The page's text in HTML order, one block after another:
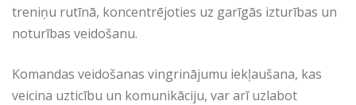
treniņu rutīnā, koncentrējoties uz garīgās izturības un
noturības veidošanu.
Komandas veidošanas vingrinājumu iekļaušana, kas
veicina uzticību un komunikāciju, var arī uzlabot